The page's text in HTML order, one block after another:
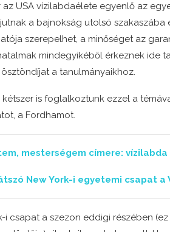
az USA vízilabdaélete egyenlő az
a bajnokság utolsó
szerepelhet, a minőséget az
mindegyikéből érkeznek ide
a tanulmányaikhoz.
is foglalkoztunk ezzel a
a Fordhamot.
mesterségem címere: vízilabda
New York-i egyetemi csapat
i csapat a szezon eddigi részében